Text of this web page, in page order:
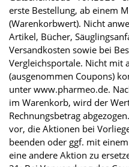
erste Bestellung, ab einem
(Warenkorbwert). Nicht
Artikel, Bücher,
Versandkosten sowie bei
Vergleichsportale. Nicht mit
(ausgenommen Coupons)
unter www.pharmeo.de.
im Warenkorb, wird der
Rechnungsbetrag
vor, die Aktionen bei
beenden oder ggf. mit
eine andere Aktion zu